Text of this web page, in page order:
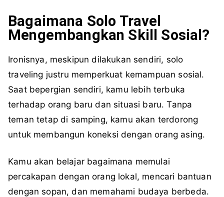
Bagaimana Solo Travel
Mengembangkan Skill Sosial?
Ironisnya, meskipun dilakukan sendiri, solo
traveling justru memperkuat kemampuan sosial.
Saat bepergian sendiri, kamu lebih terbuka
terhadap orang baru dan situasi baru. Tanpa
teman tetap di samping, kamu akan terdorong
untuk membangun koneksi dengan orang asing.
Kamu akan belajar bagaimana memulai
percakapan dengan orang lokal, mencari bantuan
dengan sopan, dan memahami budaya berbeda.